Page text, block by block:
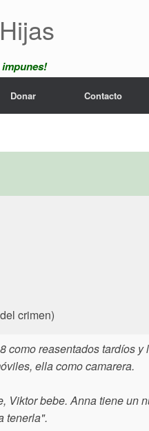
impunes!
Donar Contacto
crimen)
reasentados tardíos
ella como camarera.
bebe. Anna tiene un
tenerla".